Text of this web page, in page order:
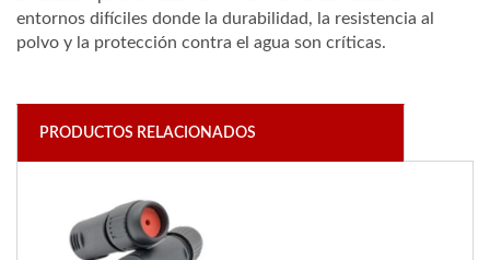
entornos difíciles donde la durabilidad, la resistencia al
polvo y la protección contra el agua son críticas.
PRODUCTOS RELACIONADOS